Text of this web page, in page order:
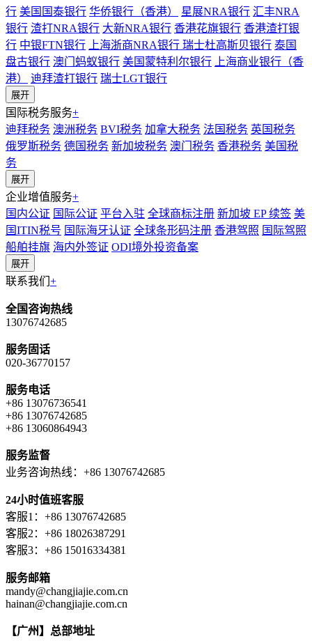
行 美国国泰银行 华侨银行（香港） 星展NRA银行 汇丰NRA
银行 渣打NRA银行 大新NRA银行 香港花旗银行 香港渣打银
行 中银FTN银行 上海浙商NRA银行 瑞士杜高斯贝银行 泰国
盘古银行 澳门蚂蚁银行 美国蒙特利尔银行
上海商业银行（香
港）
迪拜渣打银行 瑞士LGT银行
展开
国际税务服务+
迪拜税务 澳洲税务 BVI税务 加拿大税务 法国税务 英国税务
俄罗斯税务 德国税务 新加坡税务 澳门税务 香港税务 美国税
务
展开
企业增值服务+
国内公证 国际公证 平台入驻 全球商标注册 新加坡 EP 续签 美
国ITIN税号 国际海牙认证 全球条形码注册 香港驾照 国际驾照
船舶挂旗 海内外签证 ODI境外投资备案
展开
联系我们 +
全国咨询热线
13076742685
服务固话
020-36770157
服务电话
+86 13076736541
+86 13076742685
+86 13060864943
服务监督
业务咨询热线：+86 13076742685
24小时值班客服
客服1：+86 13076742685
客服2：+86 18026387291
客服3：+86 15016334381
服务邮箱
mandy@changjiajie.com.cn
hainan@changjiajie.com.cn
【广州】总部地址